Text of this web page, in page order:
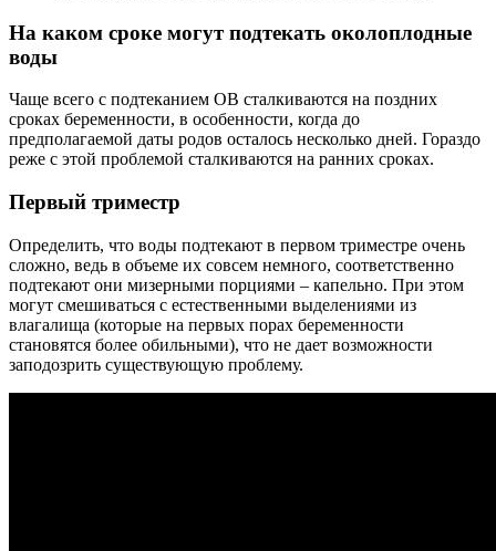
На каком сроке могут подтекать околоплодные
воды
Чаще всего с подтеканием ОВ сталкиваются на поздних
сроках беременности, в особенности, когда до
предполагаемой даты родов осталось несколько дней. Гораздо
реже с этой проблемой сталкиваются на ранних сроках.
Первый триместр
Определить, что воды подтекают в первом триместре очень
сложно, ведь в объеме их совсем немного, соответственно
подтекают они мизерными порциями – капельно. При этом
могут смешиваться с естественными выделениями из
влагалища (которые на первых порах беременности
становятся более обильными), что не дает возможности
заподозрить существующую проблему.